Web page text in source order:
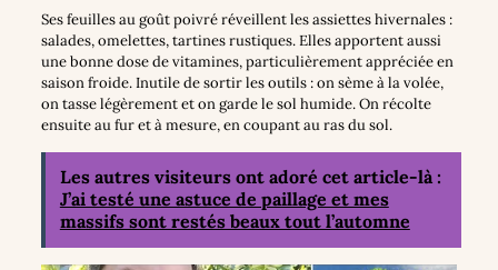
Ses feuilles au goût poivré réveillent les assiettes hivernales :
salades, omelettes, tartines rustiques. Elles apportent aussi
une bonne dose de vitamines, particulièrement appréciée en
saison froide. Inutile de sortir les outils : on sème à la volée,
on tasse légèrement et on garde le sol humide. On récolte
ensuite au fur et à mesure, en coupant au ras du sol.
Les autres visiteurs ont adoré cet article-là :
J’ai testé une astuce de paillage et mes
massifs sont restés beaux tout l’automne